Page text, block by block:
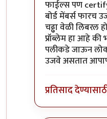
फाईल्स पण certify
बोर्ड मेंबर्स फारच
चढ्ढा वेळी लिबरल
प्रॉब्लेम हा आहे की
पलीकडे जाऊन
उजवे असतात
प्रतिसाद